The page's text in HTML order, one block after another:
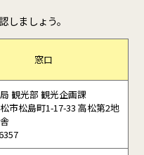
しましょう。
窓口
観光部 観光企画課
市松島町1-17-33 高松第2地